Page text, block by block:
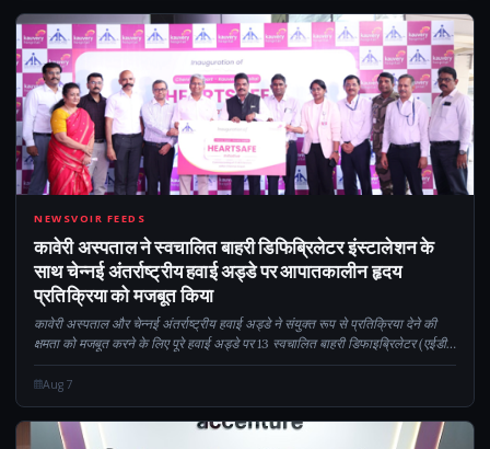
CM
NEWSVOIR FEEDS
कावेरी अस्पताल ने स्वचालित बाहरी डिफिब्रिलेटर इंस्टालेशन के
साथ चेन्नई अंतर्राष्ट्रीय हवाई अड्डे पर आपातकालीन हृदय
प्रतिक्रिया को मजबूत किया
कावेरी अस्पताल और चेन्नई अंतर्राष्ट्रीय हवाई अड्डे ने संयुक्त रूप से प्रतिक्रिया देने की
क्षमता को मजबूत करने के लिए पूरे हवाई अड्डे पर 13 स्वचालित बाहरी डिफाइब्रिलेटर (एईडी)
की स्थापना के साथ हार्टसेफ पहल का उद्घाटन किया...
Aug 7